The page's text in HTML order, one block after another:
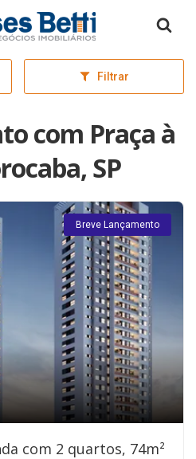
Filtrar
com Praça à
SP
Breve Lançamento
com 2 quartos, 74m²